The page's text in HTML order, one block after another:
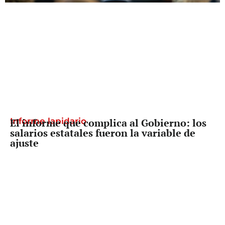
Informe lapidario
El informe que complica al Gobierno: los
salarios estatales fueron la variable de
ajuste